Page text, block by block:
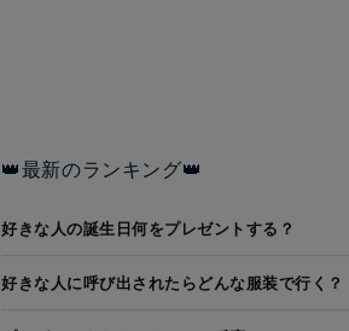
👑最新のランキング👑
好きな人の誕生日何をプレゼントする？
好きな人に呼び出されたらどんな服装で行く？